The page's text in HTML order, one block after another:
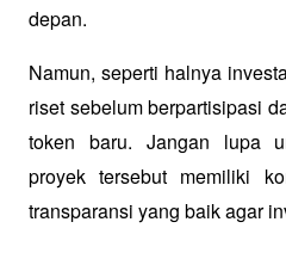
depan.
Namun, seperti halnya
riset sebelum berpartisipasi
token baru. Jangan lupa
proyek tersebut memiliki
transparansi yang baik agar